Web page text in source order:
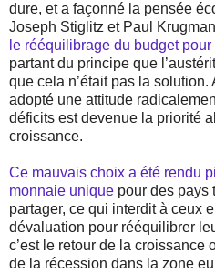
dure, et a façonné la pensée
Joseph Stiglitz et Paul Krugman
le rééquilibrage du budget
partant du principe que
que cela n’était pas la
adopté une attitude
déficits est devenue la priorité
croissance.
Ce mauvais choix a été rendu
monnaie unique pour des pays
partager, ce qui interdit à ceux
dévaluation pour rééquilibrer
c’est le retour de la croissance
de la récession dans la zone